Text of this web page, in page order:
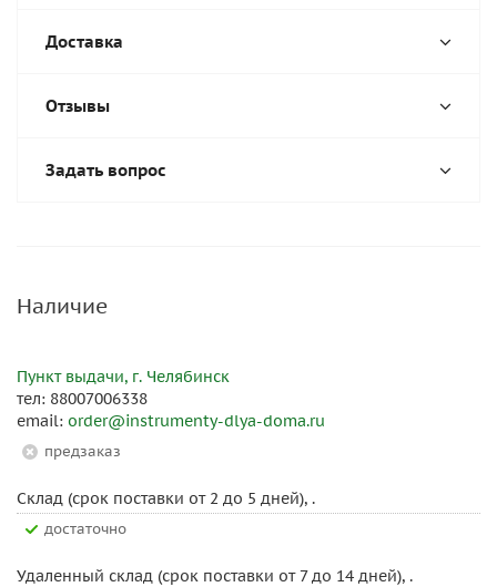
Доставка
Отзывы
Задать вопрос
Наличие
Пункт выдачи, г. Челябинск
тел: 88007006338
email: order@instrumenty-dlya-doma.ru
Предзаказ
Склад (срок поставки от 2 до 5 дней), .
Достаточно
Удаленный склад (срок поставки от 7 до 14 дней), .